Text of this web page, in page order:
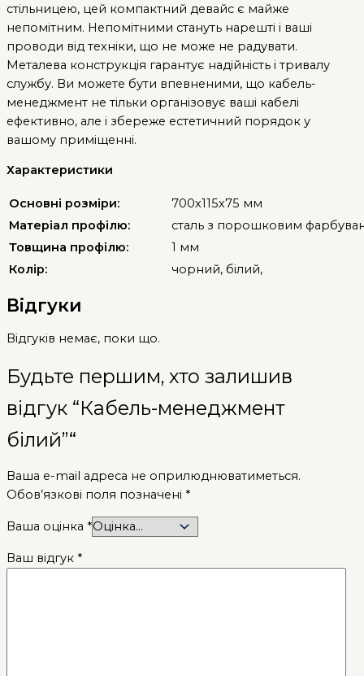
стільницею, цей компактний девайс є майже
непомітним. Непомітними стануть нарешті і ваші
проводи від техніки, що не може не радувати.
Металева конструкція гарантує надійність і тривалу
службу. Ви можете бути впевненими, що кабель-
менеджмент не тільки організовує ваші кабелі
ефективно, але і збереже естетичний порядок у
вашому приміщенні.
Характеристики
Основні розміри:
700х115х75 мм
Матеріал профілю:
сталь з порошковим
Товщина профілю:
1 мм
Колір:
чорний, білий,
Відгуки
Відгуків немає, поки що.
Будьте першим, хто залишив
відгук “Кабель-менеджмент
білий”“
Ваша e-mail адреса не оприлюднюватиметься.
Обов’язкові поля позначені *
Ваша оцінка *
Ваш відгук *